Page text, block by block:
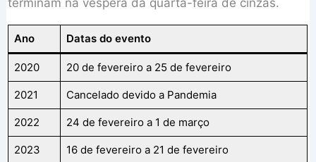
Ano Datas do evento
2020 20 de fevereiro a 25 de fevereiro
2021 Cancelado devido a Pandemia
2022 24 de fevereiro a 1 de março
2023 16 de fevereiro a 21 de fevereiro